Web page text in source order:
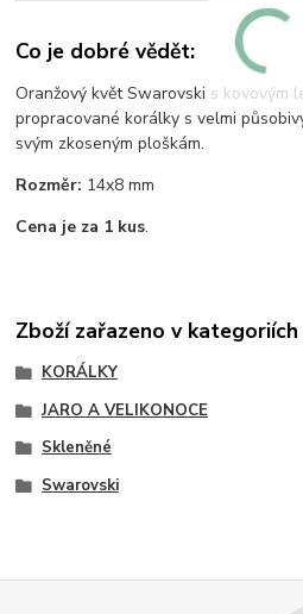
Co je dobré vědět:
Oranžový květ Swarovski s kovovým
propracované korálky s velmi
svým zkoseným ploškám.
Rozměr: 14x8 mm
Cena je za 1 kus.
Zboží zařazeno v kategoriích
KORÁLKY
JARO A VELIKONOCE
Skleněné
Swarovski